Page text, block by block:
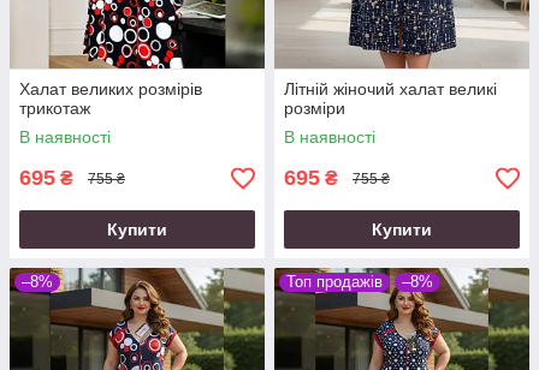
Халат великих розмірів
трикотаж
В наявності
695 ₴ 755 ₴
Купити
Літній жіночий халат великі
розміри
В наявності
695 ₴ 755 ₴
Купити
–8% Топ продажів –8%